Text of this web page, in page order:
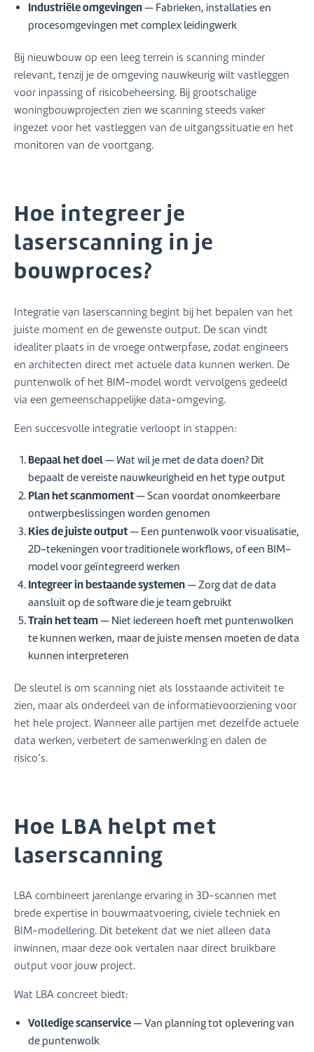
Industriële omgevingen — Fabrieken, installaties en
procesomgevingen met complex leidingwerk
Bij nieuwbouw op een leeg terrein is scanning minder
relevant, tenzij je de omgeving nauwkeurig wilt vastleggen
voor inpassing of risicobeheersing. Bij grootschalige
woningbouwprojecten zien we scanning steeds vaker
ingezet voor het vastleggen van de uitgangssituatie en het
monitoren van de voortgang.
Hoe integreer je
laserscanning in je
bouwproces?
Integratie van laserscanning begint bij het bepalen van het
juiste moment en de gewenste output. De scan vindt
idealiter plaats in de vroege ontwerpfase, zodat engineers
en architecten direct met actuele data kunnen werken. De
puntenwolk of het BIM-model wordt vervolgens gedeeld
via een gemeenschappelijke data-omgeving.
Een succesvolle integratie verloopt in stappen:
Bepaal het doel — Wat wil je met de data doen? Dit
bepaalt de vereiste nauwkeurigheid en het type output
Plan het scanmoment— Scan voordat onomkeerbare
ontwerpbeslissingen worden genomen
Kies de juiste output— Een puntenwolk voor visualisatie,
2D-tekeningen voor traditionele workflows, of een BIM-
model voor geïntegreerd werken
Integreer in bestaande systemen — Zorg dat de data
aansluit op de software die je team gebruikt
Train het team — Niet iedereen hoeft met puntenwolken
te kunnen werken, maar de juiste mensen moeten de data
kunnen interpreteren
De sleutel is om scanning niet als losstaande activiteit te
zien, maar als onderdeel van de informatievoorziening voor
het hele project. Wanneer alle partijen met dezelfde actuele
data werken, verbetert de samenwerking en dalen de
risico’s.
Hoe LBA helpt met
laserscanning
LBA combineert jarenlange ervaring in 3D-scannen met
brede expertise in bouwmaatvoering, civiele techniek en
BIM-modellering. Dit betekent dat we niet alleen data
inwinnen, maar deze ook vertalen naar direct bruikbare
output voor jouw project.
Wat LBA concreet biedt:
Volledige scanservice — Van planning tot oplevering van
de puntenwolk